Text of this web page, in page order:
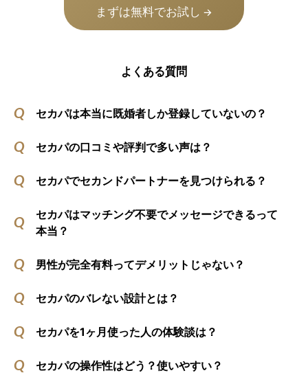
まずは無料でお試し →
よくある質問
セカパは本当に既婚者しか登録していないの？
セカパの口コミや評判で多い声は？
セカパでセカンドパートナーを見つけられる？
セカパはマッチング不要でメッセージできるって
本当？
男性が完全有料ってデメリットじゃない？
セカパのバレない設計とは？
セカパを1ヶ月使った人の体験談は？
セカパの操作性はどう？使いやすい？